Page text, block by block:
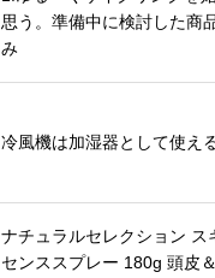
思う。準備中に検討した商
み
冷風機は加湿器として使え
ナチュラルセレクション ス
センススプレー 180g 頭皮